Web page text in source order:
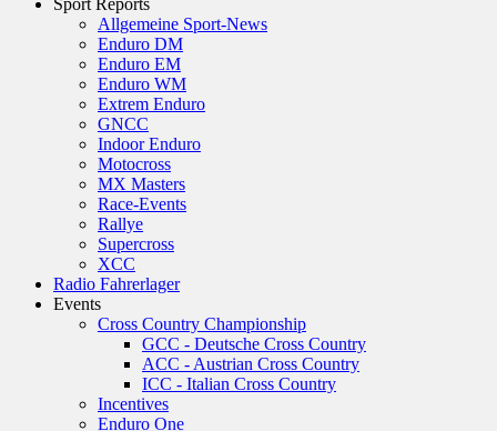
Sport Reports
Allgemeine Sport-News
Enduro DM
Enduro EM
Enduro WM
Extrem Enduro
GNCC
Indoor Enduro
Motocross
MX Masters
Race-Events
Rallye
Supercross
XCC
Radio Fahrerlager
Events
Cross Country Championship
GCC - Deutsche Cross Country
ACC - Austrian Cross Country
ICC - Italian Cross Country
Incentives
Enduro One